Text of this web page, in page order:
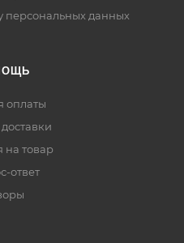
персональных данных
оплаты
на товар
ответ